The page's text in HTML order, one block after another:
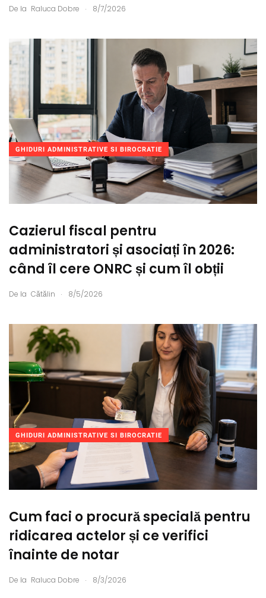
De la Raluca Dobre . 8/7/2026
GHIDURI ADMINISTRATIVE SI BIROCRATIE
Cazierul fiscal pentru
administratori și asociați în 2026:
când îl cere ONRC și cum îl obții
De la Cătălin . 8/5/2026
GHIDURI ADMINISTRATIVE SI BIROCRATIE
Cum faci o procură specială pentru
ridicarea actelor și ce verifici
înainte de notar
De la Raluca Dobre . 8/3/2026